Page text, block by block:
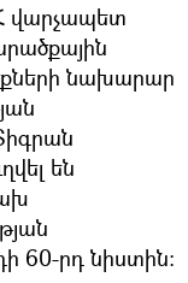
վարչապետ
նախարար
են
60-րդ նիստին։